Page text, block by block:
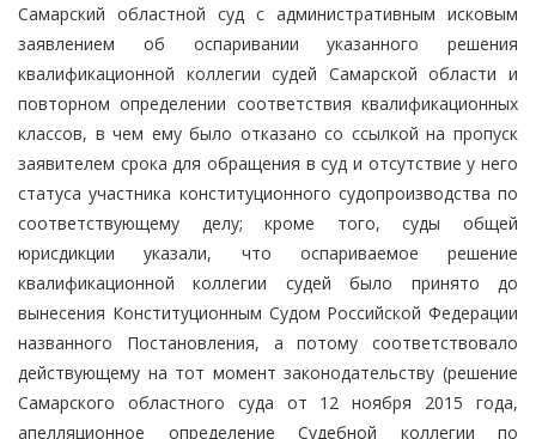
Самарский областной суд с административным исковым
заявлением об оспаривании указанного решения
квалификационной коллегии судей Самарской области и
повторном определении соответствия квалификационных
классов, в чем ему было отказано со ссылкой на пропуск
заявителем срока для обращения в суд и отсутствие у него
статуса участника конституционного судопроизводства по
соответствующему делу; кроме того, суды общей
юрисдикции указали, что оспариваемое решение
квалификационной коллегии судей было принято до
вынесения Конституционным Судом Российской Федерации
названного Постановления, а потому соответствовало
действующему на тот момент законодательству (решение
Самарского областного суда от 12 ноября 2015 года,
апелляционное определение Судебной коллегии по